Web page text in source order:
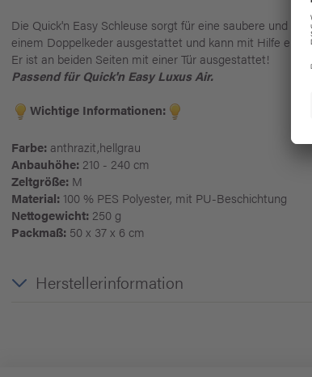
Die Quick'n Easy Schleuse sorgt für eine saubere und
einem Doppelkeder ausgestattet und kann mit Hilfe
Er ist an beiden Seiten mit einer Tür ausgestattet!
Passend für Quick'n Easy Luxus Air.
Wichtige Informationen:
Farbe: anthrazit,hellgrau
Anbauhöhe: 210 - 240 cm
Zeltgröße: M
Material: 100 % PES Polyester, mit PU-Beschichtung
Nettogewicht: 250 g
Packmaß: 50 x 37 x 6 cm
Herstellerinformation